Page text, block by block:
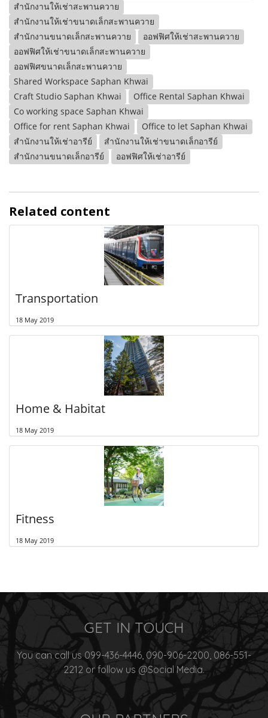
สำนักงานให้เช่าสะพานควาย
สำนักงานให้เช่าขนาดเล็กสะพานควาย
สำนักงานขนาดเล็กสะพานควาย
ออฟฟิศให้เช่าสะพานควาย
ออฟฟิศให้เช่าขนาดเล็กสะพานควาย
ออฟฟิศขนาดเล็กสะพานควาย
Shared Workspace Saphan Khwai
Craft Studio Saphan Khwai
Office Rental Saphan Khwai
Co working space Saphan Khwai
Office for rent Saphan Khwai
Office to let Saphan Khwai
สำนักงานให้เช่าอารีย์
สำนักงานให้เช่าขนาดเล็กอารีย์
สำนักงานขนาดเล็กอารีย์
ออฟฟิศให้เช่าอารีย์
Related content
Transportation
18 May 2019
Home & Habitat
18 May 2019
Fitness
18 May 2019
GET IN TOUCH
You can call us 099-436-4446, 090-906-2200, 086-551-
2212 or follow us @Social Media.